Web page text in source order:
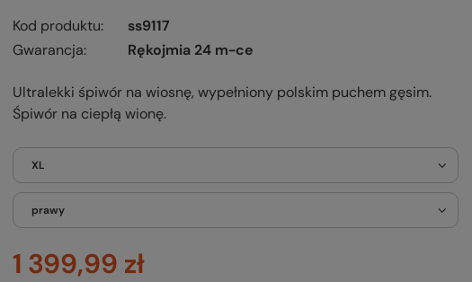
Kod produktu
ss9117
Gwarancja
Rękojmia 24 m-ce
Ultralekki śpiwór na wiosnę, wypełniony polskim puchem gęsim.
Śpiwór na ciepłą wionę.
XL
prawy
1 399,99 zł